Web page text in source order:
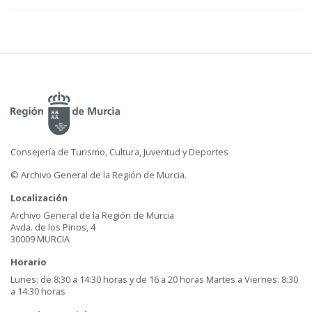
Consejería de Turismo, Cultura, Juventud y Deportes
© Archivo General de la Región de Murcia.
Localización
Archivo General de la Región de Murcia
Avda. de los Pinos, 4
30009 MURCIA
Horario
Lunes: de 8:30 a 14:30 horas y de 16 a 20 horas Martes a Viernes: 8:30
a 14:30 horas